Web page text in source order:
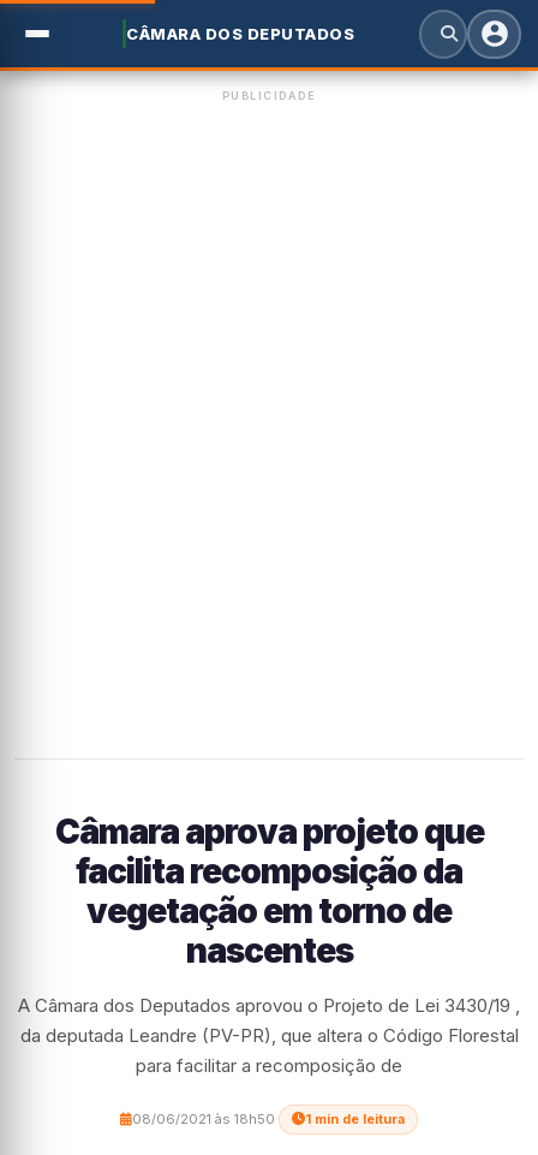
CÂMARA DOS DEPUTADOS
PUBLICIDADE
Câmara aprova projeto que
facilita recomposição da
vegetação em torno de
nascentes
A Câmara dos Deputados aprovou o Projeto de Lei 3430/19 ,
da deputada Leandre (PV-PR), que altera o Código Florestal
para facilitar a recomposição de
08/06/2021 às 18h50 1 min de leitura